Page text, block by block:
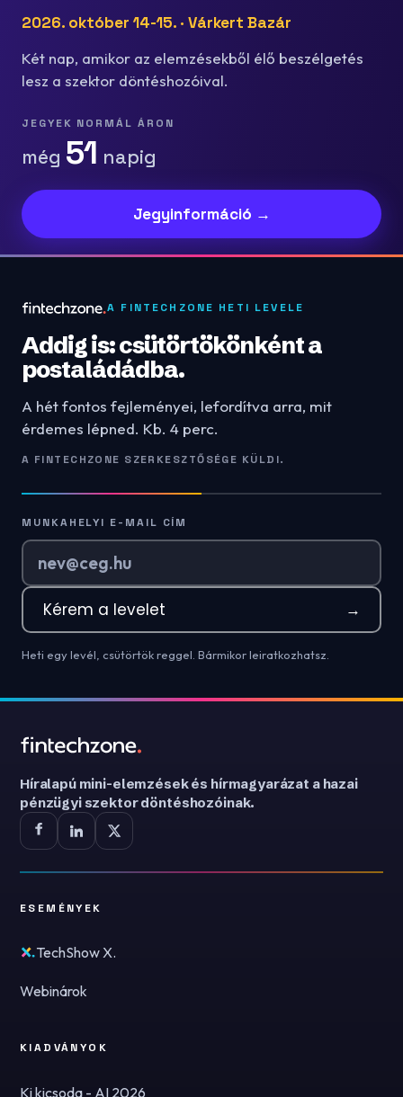
2026. október 14-15. · Várkert Bazár
Két nap, amikor az elemzésekből élő beszélgetés
lesz a szektor döntéshozóival.
JEGYEK NORMÁL ÁRON
még 51 napig
Jegyinformáció →
A FINTECHZONE HETI LEVELE
Addig is: csütörtökönként a
postaládádba.
A hét fontos fejleményei, lefordítva arra, mit
érdemes lépned. Kb. 4 perc.
A FINTECHZONE SZERKESZTŐSÉGE KÜLDI.
MUNKAHELYI E-MAIL CÍM
Kérem a levelet →
Heti egy levél, csütörtök reggel. Bármikor leiratkozhatsz.
Híralapú mini-elemzések és hírmagyarázat a hazai
pénzügyi szektor döntéshozóinak.
ESEMÉNYEK
TechShow X.
Webinárok
KIADVÁNYOK
Ki kicsoda - AI 2026